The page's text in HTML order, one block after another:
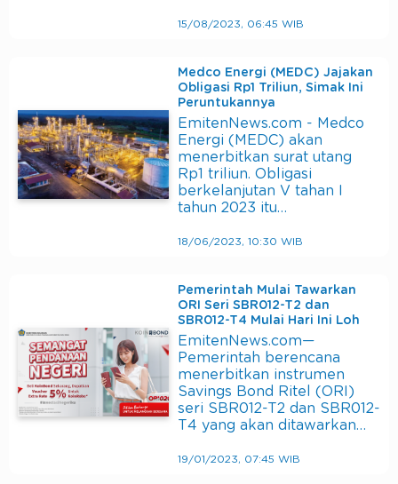
15/08/2023, 06:45 WIB
Medco Energi (MEDC) Jajakan
Obligasi Rp1 Triliun, Simak Ini
Peruntukannya
EmitenNews.com - Medco
Energi (MEDC) akan
menerbitkan surat utang
Rp1 triliun. Obligasi
berkelanjutan V tahan I
tahun 2023 itu…
18/06/2023, 10:30 WIB
Pemerintah Mulai Tawarkan
ORI Seri SBR012-T2 dan
SBR012-T4 Mulai Hari Ini Loh
EmitenNews.com—
Pemerintah berencana
menerbitkan instrumen
Savings Bond Ritel (ORI)
seri SBR012-T2 dan SBR012-
T4 yang akan ditawarkan…
19/01/2023, 07:45 WIB